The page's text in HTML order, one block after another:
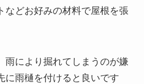
などお好みの材料で屋根を張
雨により掘れてしまうのが嫌
に雨樋を付けると良いです